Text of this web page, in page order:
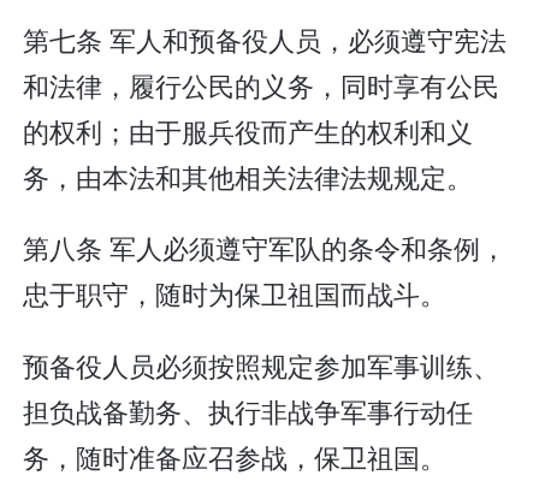
第七条 军人和预备役人员，必须遵守宪法
和法律，履行公民的义务，同时享有公民
的权利；由于服兵役而产生的权利和义
务，由本法和其他相关法律法规规定。
第八条 军人必须遵守军队的条令和条例，
忠于职守，随时为保卫祖国而战斗。
预备役人员必须按照规定参加军事训练、
担负战备勤务、执行非战争军事行动任
务，随时准备应召参战，保卫祖国。